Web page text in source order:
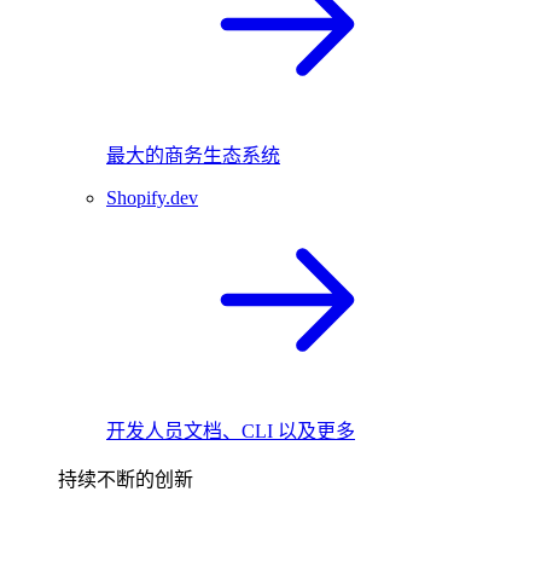
最大的商务生态系统
Shopify.dev
开发人员文档、CLI 以及更多
持续不断的创新